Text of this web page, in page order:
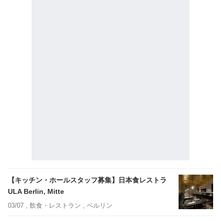
【キッチン・ホールスタッフ募集】日本食レストラ
ULA Berlin, Mitte
03/07 , 飲食・レストラン , ベルリン